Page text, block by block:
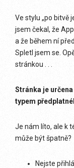
Ve stylu „po bitvě
jsem čekal, že
a že během ní
Spletl jsem se.
stránkou . . .
Stránka je
typem
Je nám líto, ale k
může být špatně?
Nejste